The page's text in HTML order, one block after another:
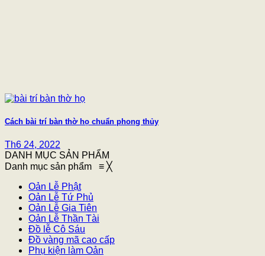
Cách bài trí bàn thờ họ chuẩn phong thủy
Th6 24, 2022
DANH MỤC SẢN PHẨM
Danh mục sản phẩm ≡ ╳
Oản Lễ Phật
Oản Lễ Tứ Phủ
Oản Lễ Gia Tiên
Oản Lễ Thần Tài
Đồ lễ Cô Sáu
Đồ vàng mã cao cấp
Phụ kiện làm Oản